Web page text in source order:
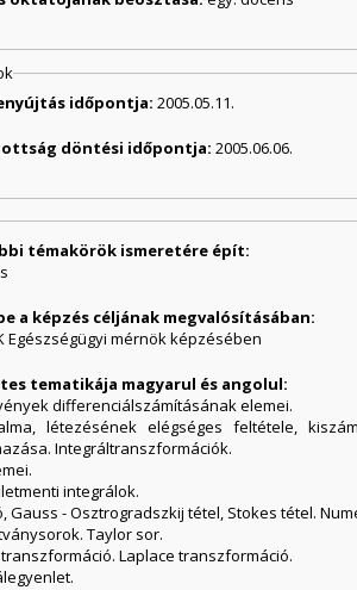
időpontja:2005.05.11.
döntési időpontja:2005.06.06.
témakörök ismeretére épít:
a képzés céljának megvalósításában:
Egészségügyi mérnök képzésében
tematikája magyarul és angolul:
differenciálszámításának elemei.
létezésének elégséges feltétele,
Integráltranszformációk.
integrálok.
Gauss - Osztrogradszkij tétel, Stokes tétel.
Taylor sor.
Laplace transzformáció.